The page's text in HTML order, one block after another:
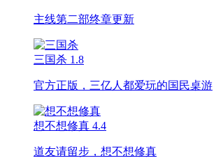
主线第二部终章更新
三国杀 1.8
官方正版，三亿人都爱玩的国民桌游
想不想修真 4.4
道友请留步，想不想修真